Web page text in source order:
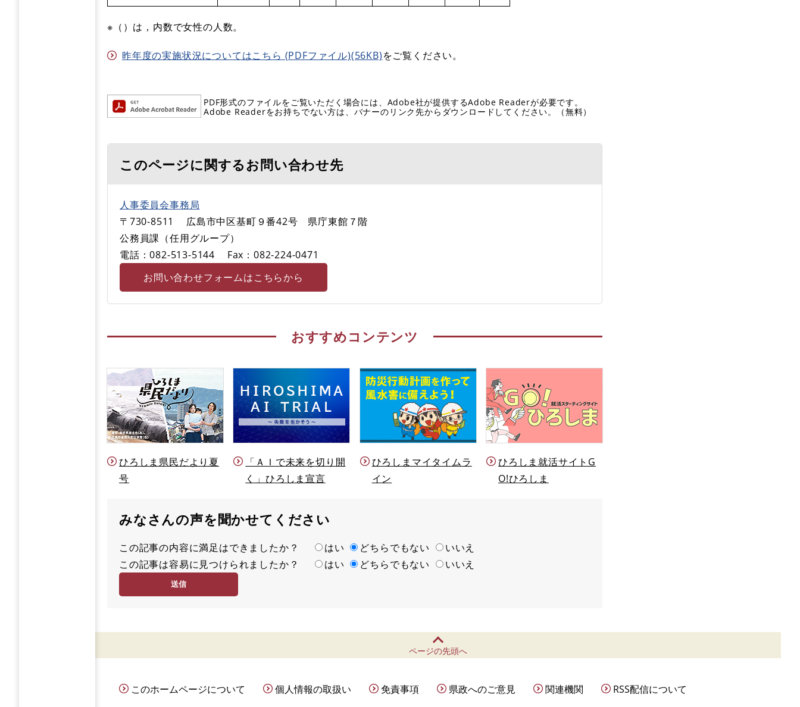
※（）は，内数で女性の人数。
昨年度の実施状況についてはこちら (PDFファイル)(56KB)をご覧ください。
PDF形式のファイルをご覧いただく場合には、Adobe社が提供するAdobe Readerが必要です。
Adobe Readerをお持ちでない方は、バナーのリンク先からダウンロードしてください。（無料）
このページに関するお問い合わせ先
人事委員会事務局
〒730-8511
広島市中区基町９番42号 県庁東館７階
公務員課（任用グループ）
電話：082-513-5144
Fax：082-224-0471
お問い合わせフォームはこちらから
おすすめコンテンツ
ひろしま県民だより夏
号
「ＡＩで未来を切り開
く」ひろしま宣言
ひろしまマイタイムラ
イン
ひろしま就活サイトG
O!ひろしま
みなさんの声を聞かせてください
満
足
この記事の内容に満足はできましたか？ はい どちらでもない
いいえ
容
度
この記事は容易に見つけられましたか？ はい どちらでもない いいえ
ページの先頭へ
このホームページについて 個人情報の取扱い 免責事項 県政へのご意見 関連機関 RSS配信について